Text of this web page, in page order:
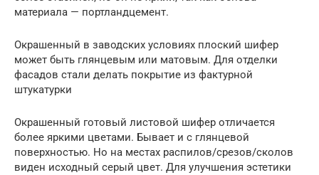
материала — портландцемент.
Окрашенный в заводских условиях плоский шифер
может быть глянцевым или матовым. Для отделки
фасадов стали делать покрытие из фактурной
штукатурки
Окрашенный готовый листовой шифер отличается
более яркими цветами. Бывает и с глянцевой
поверхностью. Но на местах распилов/срезов/сколов
виден исходный серый цвет. Для улучшения эстетики